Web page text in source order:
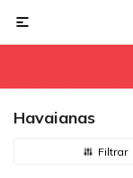

Havaianas